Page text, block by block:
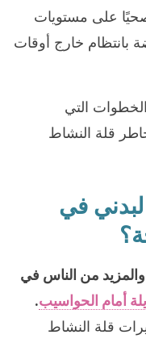
على مستويات
بانتظام خارج أوقات
التي
قلة النشاط
في
من الناس في
أمام الحواسيب.
قلة النشاط